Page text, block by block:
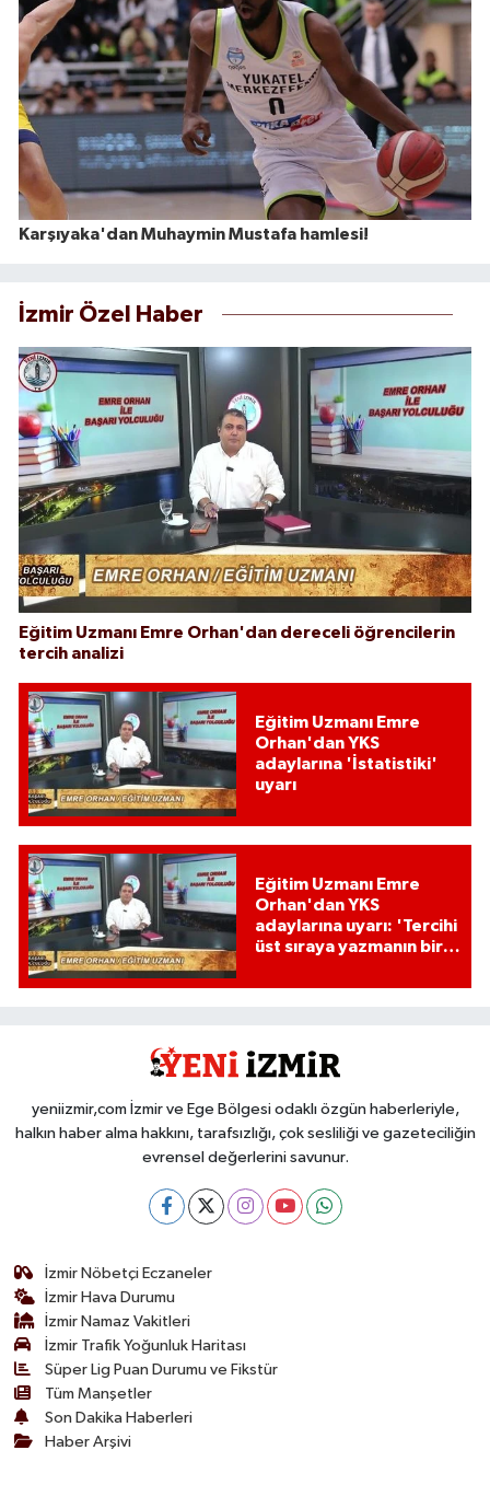
Karşıyaka'dan Muhaymin Mustafa hamlesi!
İzmir Özel Haber
Eğitim Uzmanı Emre Orhan'dan dereceli öğrencilerin
tercih analizi
Eğitim Uzmanı Emre
Orhan'dan YKS
adaylarına 'İstatistiki'
uyarı
Eğitim Uzmanı Emre
Orhan'dan YKS
adaylarına uyarı: 'Tercihi
üst sıraya yazmanın bir
yeniizmir,com İzmir ve Ege Bölgesi odaklı özgün haberleriyle,
halkın haber alma hakkını, tarafsızlığı, çok sesliliği ve gazeteciliğin
evrensel değerlerini savunur.
İzmir Nöbetçi Eczaneler
İzmir Hava Durumu
İzmir Namaz Vakitleri
İzmir Trafik Yoğunluk Haritası
Süper Lig Puan Durumu ve Fikstür
Tüm Manşetler
Son Dakika Haberleri
Haber Arşivi